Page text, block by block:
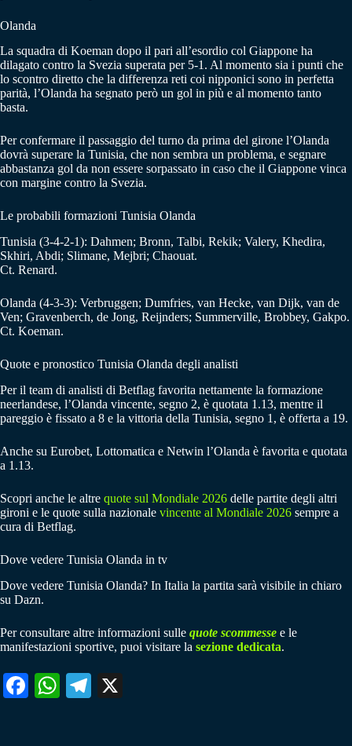
Olanda
La squadra di Koeman dopo il pari all’esordio col Giappone ha
dilagato contro la Svezia superata per 5-1. Al momento sia i punti che
lo scontro diretto che la differenza reti coi nipponici sono in perfetta
parità, l’Olanda ha segnato però un gol in più e al momento tanto
basta.
Per confermare il passaggio del turno da prima del girone l’Olanda
dovrà superare la Tunisia, che non sembra un problema, e segnare
abbastanza gol da non essere sorpassato in caso che il Giappone vinca
con margine contro la Svezia.
Le probabili formazioni Tunisia Olanda
Tunisia (3-4-2-1): Dahmen; Bronn, Talbi, Rekik; Valery, Khedira,
Skhiri, Abdi; Slimane, Mejbri; Chaouat.
Ct. Renard.
Olanda (4-3-3): Verbruggen; Dumfries, van Hecke, van Dijk, van de
Ven; Gravenberch, de Jong, Reijnders; Summerville, Brobbey, Gakpo.
Ct. Koeman.
Quote e pronostico Tunisia Olanda degli analisti
Per il team di analisti di Betflag favorita nettamente la formazione
neerlandese, l’Olanda vincente, segno 2, è quotata 1.13, mentre il
pareggio è fissato a 8 e la vittoria della Tunisia, segno 1, è offerta a 19.
Anche su Eurobet, Lottomatica e Netwin l’Olanda è favorita e quotata
a 1.13.
Scopri anche le altre quote sul Mondiale 2026 delle partite degli altri
gironi e le quote sulla nazionale vincente al Mondiale 2026 sempre a
cura di Betflag.
Dove vedere Tunisia Olanda in tv
Dove vedere Tunisia Olanda? In Italia la partita sarà visibile in chiaro
su Dazn.
Per consultare altre informazioni sulle quote scommesse e le
manifestazioni sportive, puoi visitare la sezione dedicata.
Fa W
Te